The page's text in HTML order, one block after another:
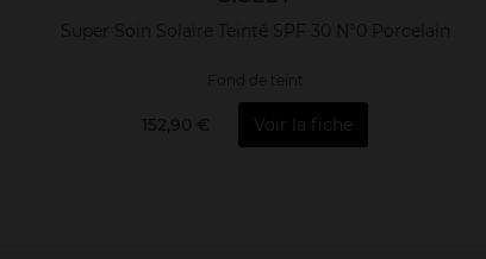
Super Soin Solaire Teinté SPF 30 N°0 Porcelain
Fond de teint
152,90 € Voir la fiche